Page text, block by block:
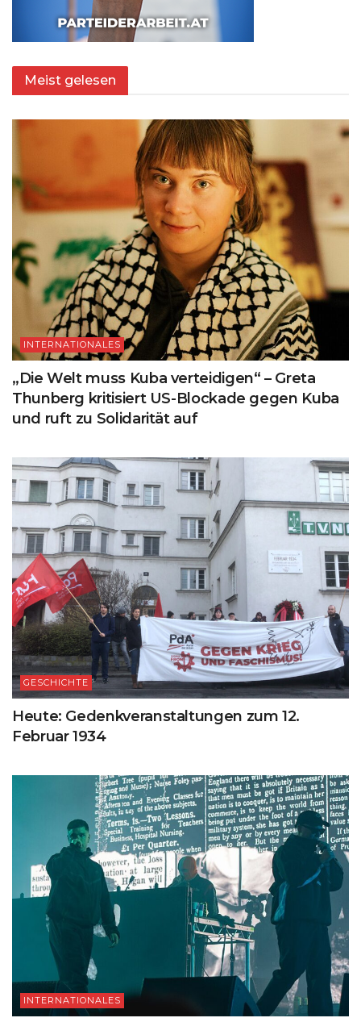
Meist gelesen
INTERNATIONALES
„Die Welt muss Kuba verteidigen“ – Greta
Thunberg kritisiert US-Blockade gegen Kuba
und ruft zu Solidarität auf
GESCHICHTE
Heute: Gedenkveranstaltungen zum 12.
Februar 1934
INTERNATIONALES